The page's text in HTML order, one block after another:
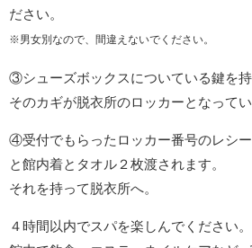
ださい。
※男女別なので、間違えないでください。
③シューズボックスについている鍵を持
そのカギが脱衣所のロッカーとなってい
④受付でもらったロッカー番号のレシ
と館内着とタオル２枚渡されます。
それを持って脱衣所へ。
４時間以内でスパを楽しんでください。